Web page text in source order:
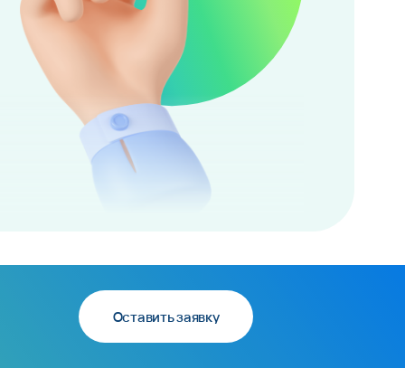
Оставить заявку